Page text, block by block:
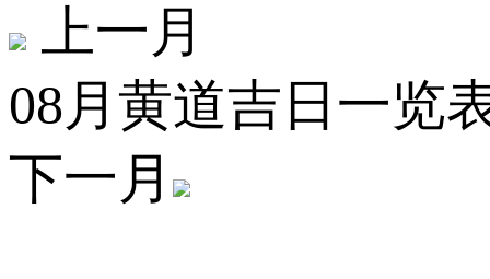
上一月
08月黄道吉日一览
下一月